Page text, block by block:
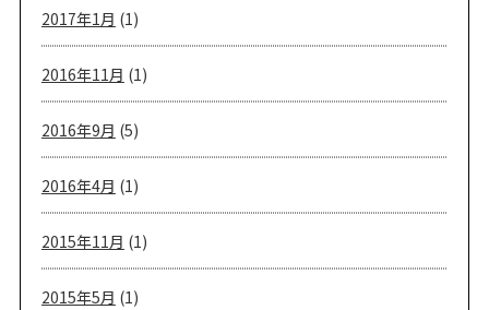
2017年1月 (1)
2016年11月 (1)
2016年9月 (5)
2016年4月 (1)
2015年11月 (1)
2015年5月 (1)